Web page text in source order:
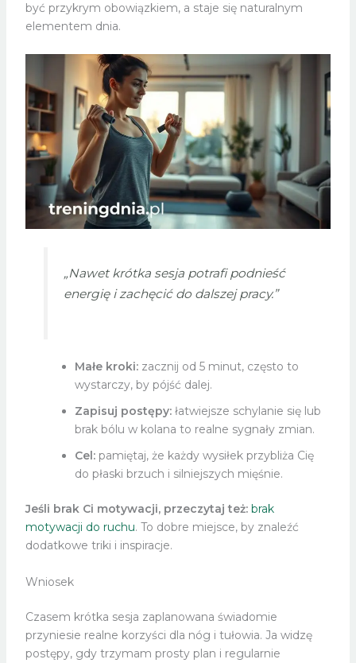
być przykrym obowiązkiem, a staje się naturalnym
elementem dnia.
„Nawet krótka sesja potrafi podnieść
energię i zachęcić do dalszej pracy.”
Małe kroki:zacznij od 5 minut, często to
wystarczy, by pójść dalej.
Zapisuj postępy:łatwiejsze schylanie się lub
brak bólu w kolana to realne sygnały zmian.
Cel:pamiętaj, że każdy wysiłek przybliża Cię
do płaski brzuch i silniejszych mięśnie.
Jeśli brak Ci motywacji, przeczytaj też: brak
motywacji do ruchu. To dobre miejsce, by znaleźć
dodatkowe triki i inspiracje.
Wniosek
Czasem krótka sesja zaplanowana świadomie
przyniesie realne korzyści dla nóg i tułowia. Ja widzę
postępy, gdy trzymam prosty plan i regularnie